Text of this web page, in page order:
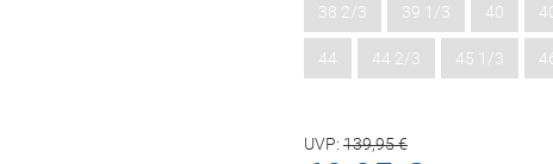
38 2/3
39 1/3 40
44 44 2/3 45 1/3
UVP: 139,95€